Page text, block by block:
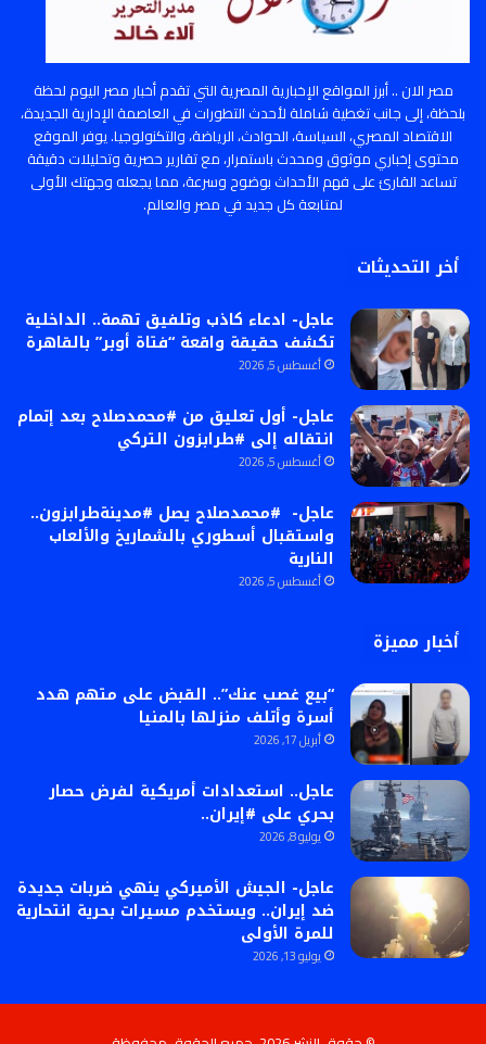
مصر الان .. أبرز المواقع الإخبارية المصرية التي تقدم أخبار مصر اليوم لحظة
بلحظة، إلى جانب تغطية شاملة لأحدث التطورات في العاصمة الإدارية الجديدة،
الاقتصاد المصري، السياسة، الحوادث، الرياضة، والتكنولوجيا. يوفر الموقع
محتوى إخباري موثوق ومحدث باستمرار، مع تقارير حصرية وتحليلات دقيقة
تساعد القارئ على فهم الأحداث بوضوح وسرعة، مما يجعله وجهتك الأولى
لمتابعة كل جديد في مصر والعالم.
أخر التحديثات
عاجل- ادعاء كاذب وتلفيق تهمة.. الداخلية
تكشف حقيقة واقعة “فتاة أوبر” بالقاهرة
أغسطس 5, 2026
عاجل- أول تعليق من #محمدصلاح بعد إتمام
انتقاله إلى #طرابزون التركي
أغسطس 5, 2026
عاجل- #محمدصلاح يصل #مدينةطرابزون..
واستقبال أسطوري بالشماريخ والألعاب
النارية
أغسطس 5, 2026
أخبار مميزة
“بيع غصب عنك”.. القبض على متهم هدد
أسرة وأتلف منزلها بالمنيا
أبريل 17, 2026
عاجل.. استعدادات أمريكية لفرض حصار
بحري على #إيران..
يوليو 8, 2026
عاجل- الجيش الأميركي ينهي ضربات جديدة
ضد إيران.. ويستخدم مسيرات بحرية انتحارية
للمرة الأولى
يوليو 13, 2026